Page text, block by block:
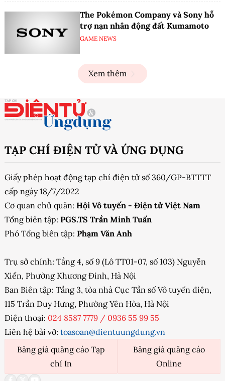
The Pokémon Company và Sony hỗ
trợ nạn nhân động đất Kumamoto
GAME NEWS
Xem thêm
TẠP CHÍ ĐIỆN TỬ VÀ ỨNG DỤNG
Giấy phép hoạt động tạp chí điện tử số 360/GP-BTTTT
cấp ngày 18/7/2022
Cơ quan chủ quản: Hội Vô tuyến - Điện tử Việt Nam
Tổng biên tập: PGS.TS Trần Minh Tuấn
Phó Tổng biên tập: Phạm Văn Anh
Trụ sở chính: Tầng 4, số 9 (Lô TT01-07, số 103) Nguyễn
Xiển, Phường Khương Đình, Hà Nội
Ban Biên tập: Tầng 3, tòa nhà Cục Tần số Vô tuyến điện,
115 Trần Duy Hưng, Phường Yên Hòa, Hà Nội
Điện thoại: 024 8587 7779 / 0936 55 99 55
Liên hệ bài vở: toasoan@dientuungdung.vn
Bảng giá quảng cáo Tạp
chí In
Bảng giá quảng cáo
Online